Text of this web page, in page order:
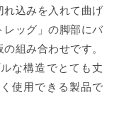
れ込みを入れて曲げ
レッグ」の脚部にバ
組み合わせです。
な構造でとても丈
使用できる製品で